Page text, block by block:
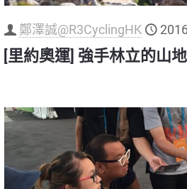
鄭澤誠@R3CyclingHK
[里約奧運] 強手林立的山